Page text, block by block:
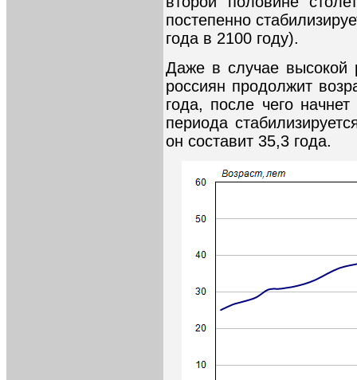
постепенно
года в 2100 году).
Даже в случае высокой
россиян продолжит
года, после чего
периода
он составит 35,3 года.